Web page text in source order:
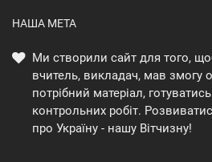
НАША МЕТА
Ми створили сайт для того,
вчитель, викладач, мав змогу
потрібний матеріал,
контрольних робіт.
про Україну - нашу Вітчизну!